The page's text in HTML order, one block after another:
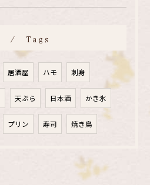
Tags
居酒屋 ハモ 刺身
天ぷら 日本酒 かき氷
プリン 寿司 焼き鳥